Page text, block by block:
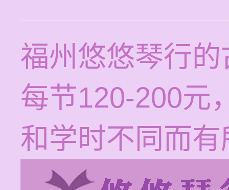
福州悠悠琴行
每节120-200元
和学时不同而